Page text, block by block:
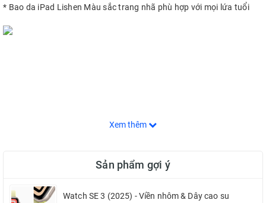
* Bao da iPad Lishen Màu sắc trang nhã phù hợp với mọi lứa tuổi
Xem thêm
Sản phẩm gợi ý
Watch SE 3 (2025) - Viền nhôm & Dây cao su